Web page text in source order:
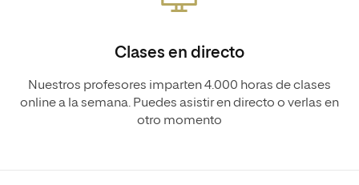
Clases en directo
Nuestros profesores imparten 4.000 horas de clases
online a la semana. Puedes asistir en directo o verlas en
otro momento